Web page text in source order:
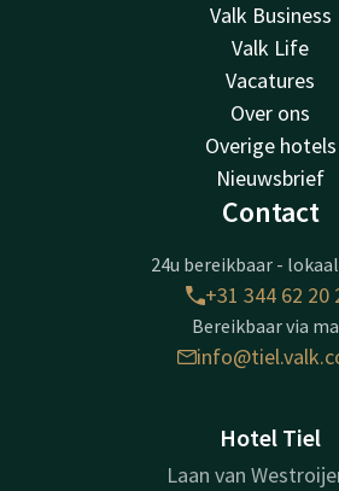
Valk Business
Valk Life
Vacatures
Over ons
Overige hotels
Nieuwsbrief
Contact
24u bereikbaar -
+31 344 62 20
Bereikbaar via
Hotel Tiel
Laan van